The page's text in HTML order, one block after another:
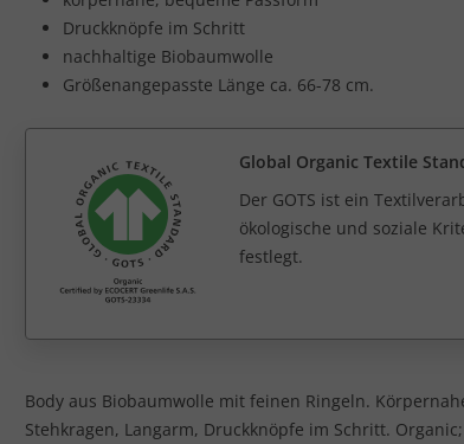
Druckknöpfe im Schritt
nachhaltige Biobaumwolle
Größenangepasste Länge ca. 66-78 cm.
Global Organic Textile
Der GOTS ist ein
ökologische und soziale
festlegt.
Body aus Biobaumwolle mit feinen Ringeln.
Stehkragen, Langarm, Druckknöpfe im Schritt.